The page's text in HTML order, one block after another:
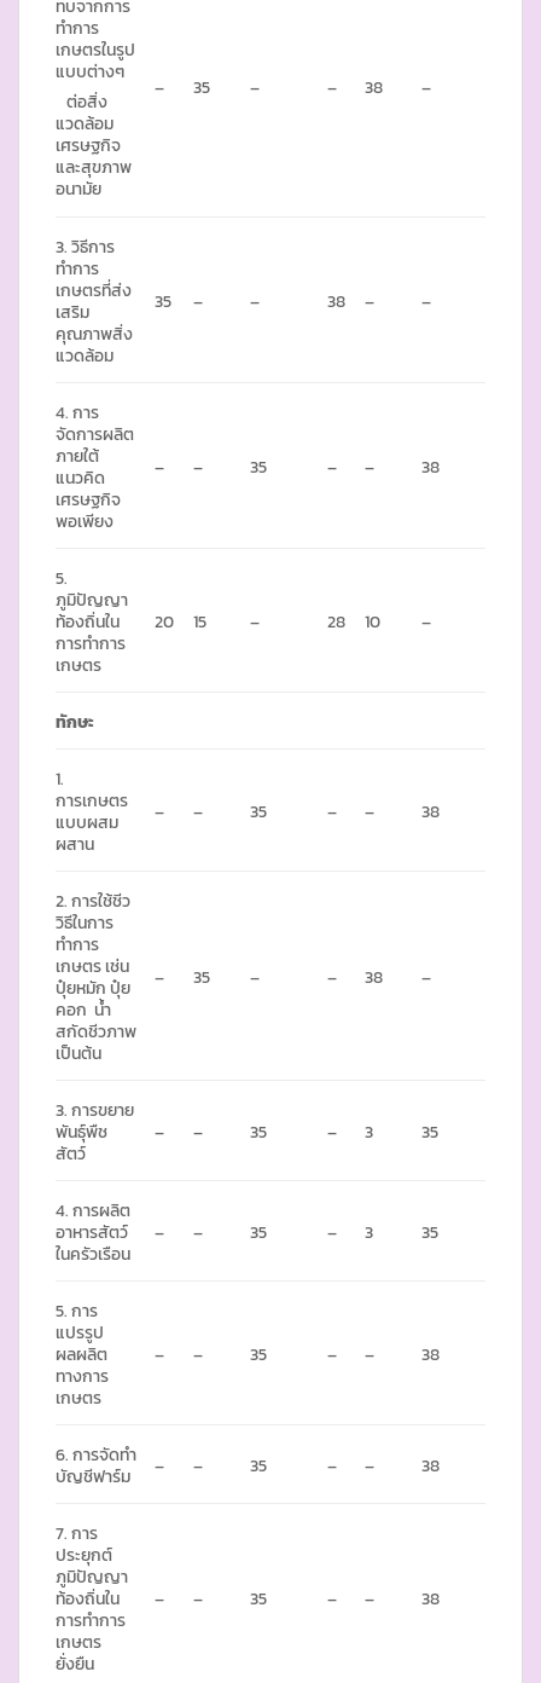
ทบจากการ
ทำการ
เกษตรในรูป
แบบต่างๆ
ต่อสิ่ง
แวดล้อม
เศรษฐกิจ
และสุขภาพ
อนามัย
– 35 – – 38 –
3. วิธีการ
ทำการ
เกษตรที่ส่ง
เสริม
คุณภาพสิ่ง
แวดล้อม
35 – – 38 – –
4. การ
จัดการผลิต
ภายใต้
แนวคิด
เศรษฐกิจ
พอเพียง
– – 35 – – 38
5.
ภูมิปัญญา
ท้องถิ่นใน
การทำการ
เกษตร
20 15 – 28 10 –
ทักษะ
1.
การเกษตร
แบบผสม
ผสาน
– – 35 – – 38
2. การใช้ชีว
วิธีในการ
ทำการ
เกษตร เช่น
ปุ๋ยหมัก ปุ๋ย
คอก น้ำ
สกัดชีวภาพ
เป็นต้น
– 35 – – 38 –
3. การขยาย
พันธุ์พืช
สัตว์
– – 35 – 3 35
4. การผลิต
อาหารสัตว์
ในครัวเรือน
– – 35 – 3 35
5. การ
แปรรูป
ผลผลิต
ทางการ
เกษตร
– – 35 – – 38
6. การจัดทำ
บัญชีฟาร์ม
– – 35 – – 38
7. การ
ประยุกต์
ภูมิปัญญา
ท้องถิ่นใน
การทำการ
เกษตร
ยั่งยืน
– – 35 – – 38